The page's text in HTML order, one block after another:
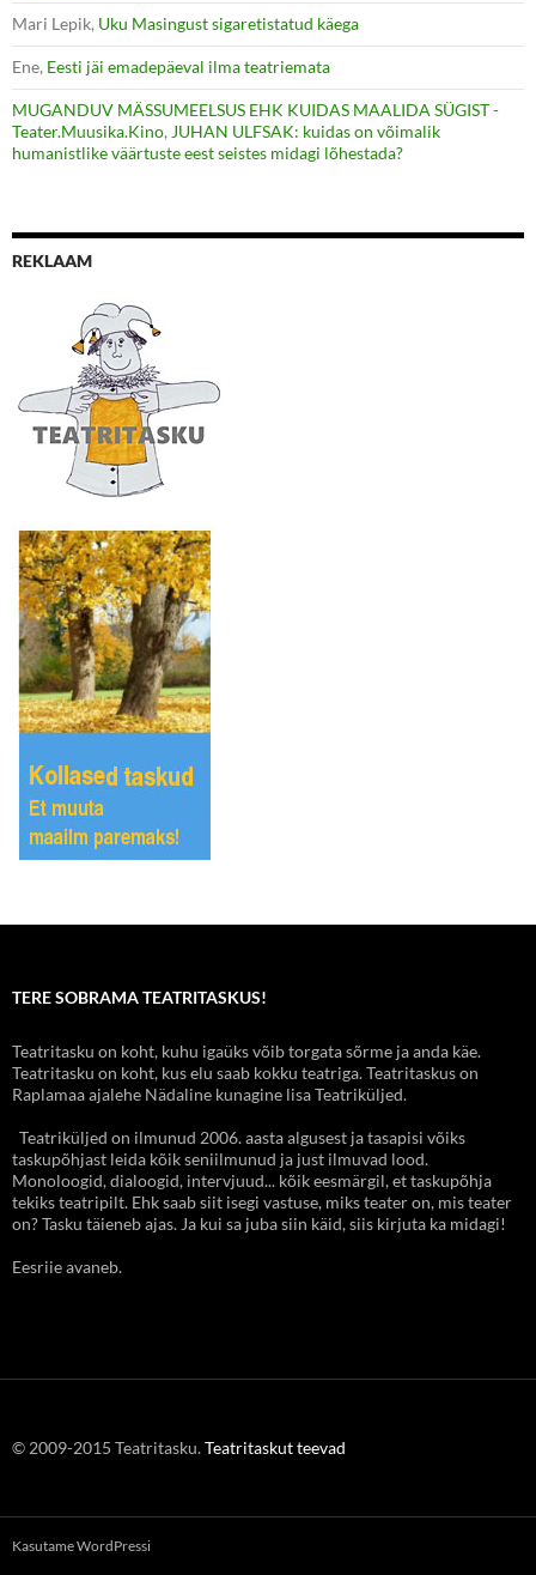
Mari Lepik, Uku Masingust sigaretistatud käega
Ene, Eesti jäi emadepäeval ilma teatriemata
MUGANDUV MÄSSUMEELSUS EHK KUIDAS MAALIDA SÜGIST -
Teater.Muusika.Kino, JUHAN ULFSAK: kuidas on võimalik
humanistlike väärtuste eest seistes midagi lõhestada?
REKLAAM
TERE SOBRAMA TEATRITASKUS!
Teatritasku on koht, kuhu igaüks võib torgata sõrme ja anda käe.
Teatritasku on koht, kus elu saab kokku teatriga. Teatritaskus on
Raplamaa ajalehe Nädaline kunagine lisa Teatriküljed.
Teatriküljed on ilmunud 2006. aasta algusest ja tasapisi võiks
taskupõhjast leida kõik seniilmunud ja just ilmuvad lood.
Monoloogid, dialoogid, intervjuud... kõik eesmärgil, et taskupõhja
tekiks teatripilt. Ehk saab siit isegi vastuse, miks teater on, mis teater
on? Tasku täieneb ajas. Ja kui sa juba siin käid, siis kirjuta ka midagi!
Eesriie avaneb.
© 2009-2015 Teatritasku.Teatritaskut teevad
Kasutame WordPressi